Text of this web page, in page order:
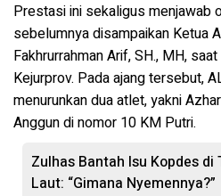
Prestasi ini sekaligus menjawab
sebelumnya disampaikan Ketua
Fakhrurrahman Arif, SH., MH,
Kejurprov. Pada ajang tersebut,
menurunkan dua atlet, yakni
Anggun di nomor 10 KM Putri.
Zulhas Bantah Isu Kopdes di
Laut: “Gimana Nyemennya?”